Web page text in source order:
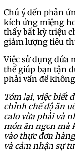
Chú ý đến phản
kích ứng miệng
thấy bất kỳ triệu
giảm lượng tiêu
Việc sử dụng dứa
thể giúp bạn tận
phải vấn đề
Tóm lại, việc biết
chỉnh chế độ ăn
calo vừa phải và
món ăn ngon mà
vào thực đơn
và cảm nhận sự